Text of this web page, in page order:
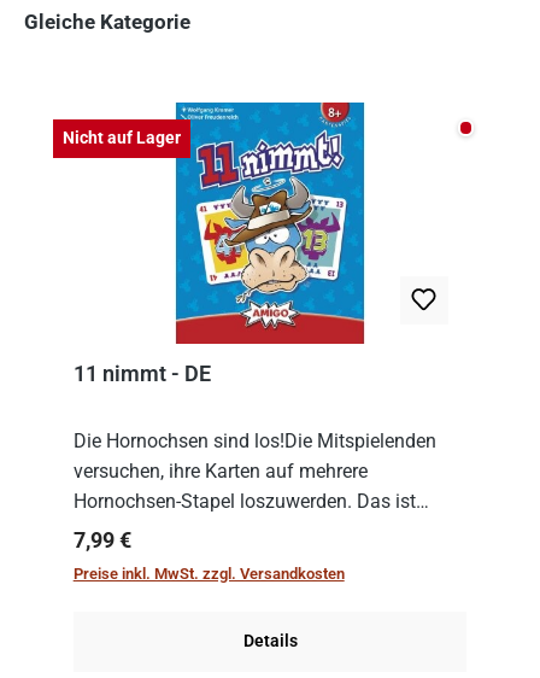
Gleiche Kategorie
Nicht auf Lager Nicht
11 nimmt - DE
Die Hornochsen sind los!Die Mitspielenden
versuchen, ihre Karten auf mehrere
Hornochsen-Stapel loszuwerden. Das ist
kniffliger als gedacht, denn die Differenz
zwischen ausgespielter Karte und der
Regulärer Preis:
7,99 €
Preise inkl. MwSt. zzgl. Versandkosten
Details